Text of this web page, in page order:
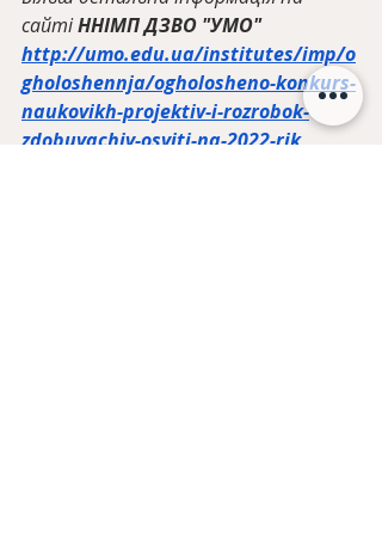
сайті ННІМП ДЗВО "УМО"
http://umo.edu.ua/institutes/imp/o
gholoshennja/ogholosheno-konkurs-
naukovikh-projektiv-i-rozrobok-
zdobuvachiv-osviti-na-2022-rik